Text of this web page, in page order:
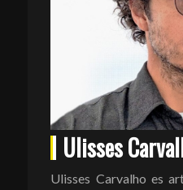
Ulisses
Ulisses Carvalho es